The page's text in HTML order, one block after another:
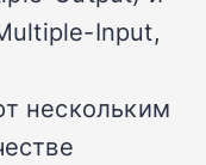
Input,
нескольким